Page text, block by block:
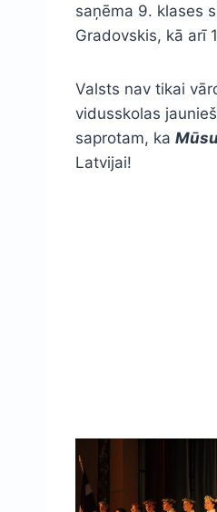
saņēma 9. klases
Gradovskis, kā arī
Valsts nav tikai
vidusskolas
saprotam, ka
Latvijai!